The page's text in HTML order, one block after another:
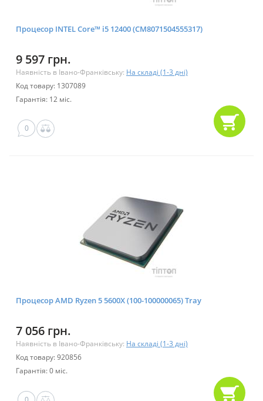
Процесор INTEL Core™ i5 12400 (CM8071504555317)
9 597 грн.
Наявність в Івано-Франківську: На складі (1-3 дні)
Код товару: 1307089
Гарантія: 12 міс.
0
Процесор AMD Ryzen 5 5600X (100-100000065) Tray
7 056 грн.
Наявність в Івано-Франківську: На складі (1-3 дні)
Код товару: 920856
Гарантія: 0 міс.